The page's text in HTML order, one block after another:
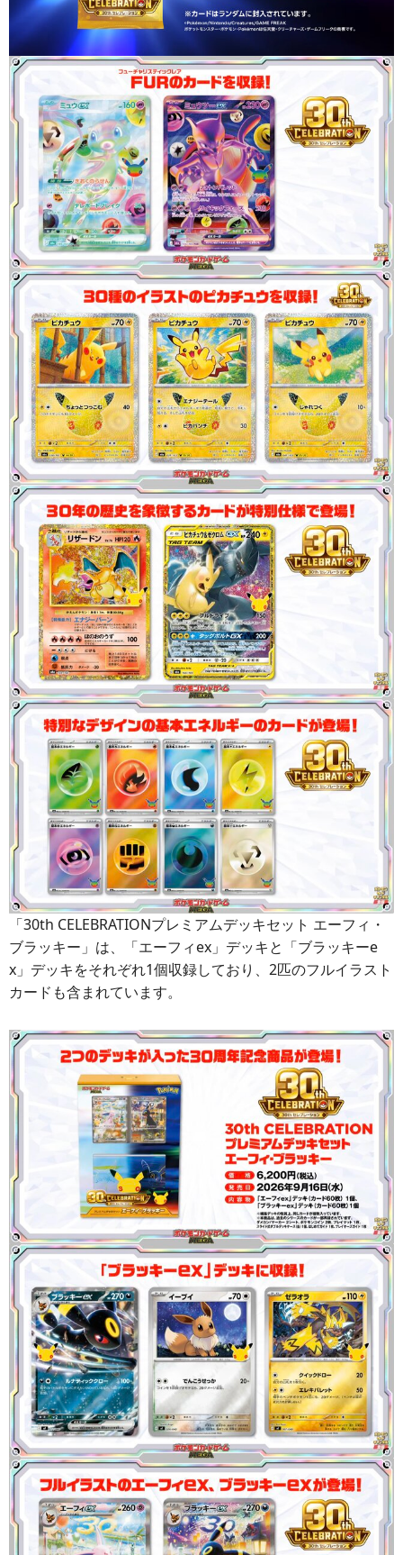
「30th CELEBRATIONプレミアムデッキセット エーフィ・
ブラッキー」は、「エーフィex」デッキと「ブラッキーe
x」デッキをそれぞれ1個収録しており、2匹のフルイラスト
カードも含まれています。